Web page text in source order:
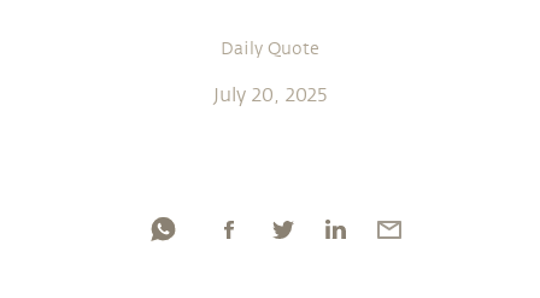
Daily Quote
July 20, 2025